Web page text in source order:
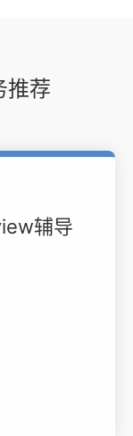
推荐
辅导